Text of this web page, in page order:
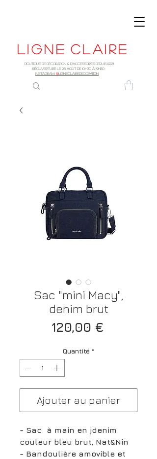
Ligne claire
Boutique de décoration & d'accessoires depuis 1998
RÉOUVERTURE LE 25 AOûT DE 10h30 à 19H30
INSTAGRAM: @LIGNECLAIREDECORATION
Sac "mini Macy",
denim brut
120,00 €Prix
Quantité *
Ajouter au panier
- Sac à main en jdenim
couleur bleu brut, Nat&Nin
- Bandoulière amovible et